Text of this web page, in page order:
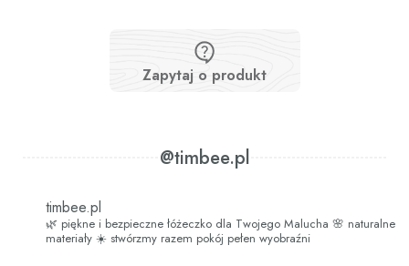
Zapytaj o produkt
@timbee.pl
timbee.pl
🌿 piękne i bezpieczne łóżeczko dla Twojego Malucha 🌸 naturalne
materiały ☀️ stwórzmy razem pokój pełen wyobraźni